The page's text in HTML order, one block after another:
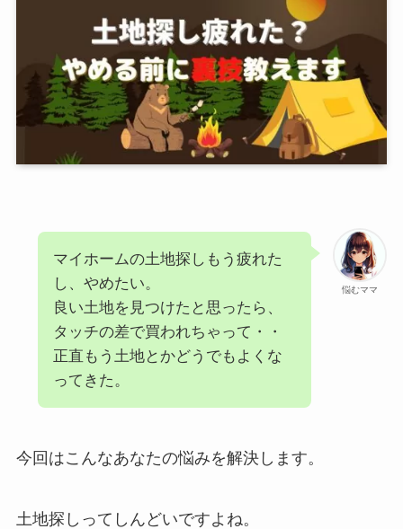
悩むママ
マイホームの土地探しもう疲れた
し、やめたい。
良い土地を見つけたと思ったら、
タッチの差で買われちゃって・・
正直もう土地とかどうでもよくな
ってきた。
今回はこんなあなたの悩みを解決します。
土地探しってしんどいですよね。